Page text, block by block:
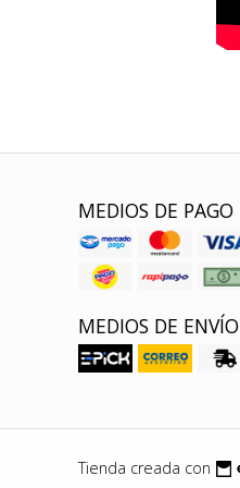
MEDIOS DE PAGO
MEDIOS DE ENVÍO
Tienda creada con